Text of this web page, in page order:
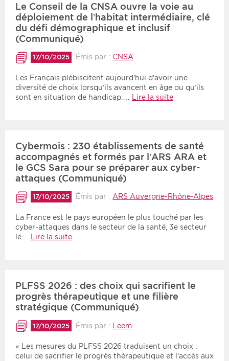
Le Conseil de la CNSA ouvre la voie au
déploiement de l’habitat intermédiaire, clé
du défi démographique et inclusif
(Communiqué)
17/10/2025 Émis par : CNSA
Les Français plébiscitent aujourd’hui d’avoir une
diversité de choix lorsqu’ils avancent en âge ou qu’ils
sont en situation de handicap.…
Lire la suite
Cybermois : 230 établissements de santé
accompagnés et formés par l’ARS ARA et
le GCS Sara pour se préparer aux cyber-
attaques (Communiqué)
17/10/2025 Émis par :ARS Auvergne-Rhône-Alpes
La France est le pays européen le plus touché par les
cyber-attaques dans le secteur de la santé, 3e secteur
le…
Lire la suite
PLFSS 2026 : des choix qui sacrifient le
progrès thérapeutique et une filière
stratégique (Communiqué)
17/10/2025 Émis par : Leem
« Les mesures du PLFSS 2026 traduisent un choix :
celui de sacrifier le progrès thérapeutique et l’accès aux